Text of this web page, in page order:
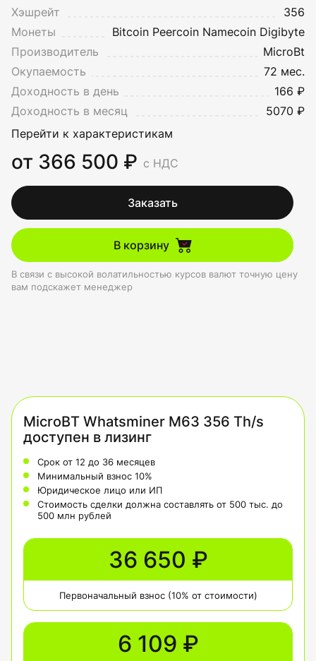
Хэшрейт
356
Монеты
Bitcoin Peercoin Namecoin Digibyte
Производитель
MicroBt
Окупаемость
72 мес.
Доходность в день
166 ₽
Доходность в месяц
5070 ₽
Перейти к характеристикам
от 366 500 ₽ с НДС
Заказать
В корзину
В связи с высокой волатильностью курсов валют точную цену
вам подскажет менеджер
MicroBT Whatsminer M63 356 Th/s
доступен в лизинг
Срок от 12 до 36 месяцев
Минимальный взнос 10%
Юридическое лицо или ИП
Стоимость сделки должна составлять от 500 тыс. до
500 млн рублей
36 650 ₽
Первоначальный взнос (10% от стоимости)
6 109 ₽